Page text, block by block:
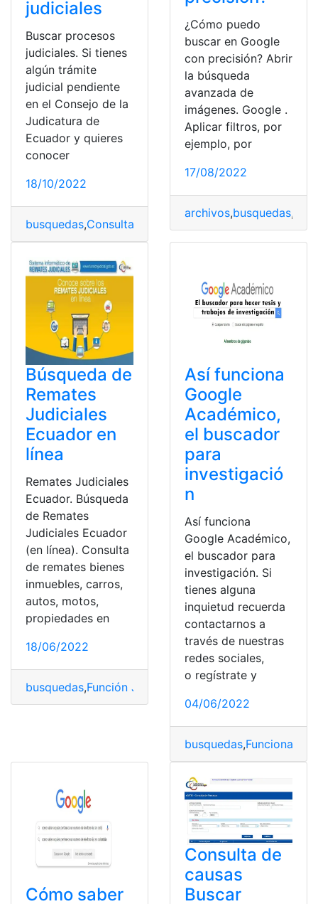
judiciales
Buscar procesos
judiciales. Si tienes
algún trámite
judicial pendiente
en el Consejo de la
Judicatura de
Ecuador y quieres
conocer
18/10/2022
busquedas,Consultas procesos
¿Cómo puedo
buscar en Google
con precisión? Abrir
la búsqueda
avanzada de
imágenes. Google .
Aplicar filtros, por
ejemplo, por
17/08/2022
archivos,busquedas,
Búsqueda de
Remates
Judiciales
Ecuador en
línea
Remates Judiciales
Ecuador. Búsqueda
de Remates
Judiciales Ecuador
(en línea). Consulta
de remates bienes
inmuebles, carros,
autos, motos,
propiedades en
18/06/2022
busquedas,Función Judicial
Así funciona
Google
Académico,
el buscador
para
investigació
n
Así funciona
Google Académico,
el buscador para
investigación. Si
tienes alguna
inquietud recuerda
contactarnos a
través de nuestras
redes sociales,
o regístrate y
04/06/2022
busquedas,Funcionan
Cómo saber
Consulta de
causas
Buscar